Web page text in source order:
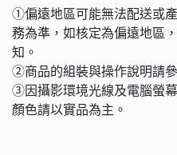
①偏遠地區可能無法配送或
務為準，如核定為偏遠地區
知。
②商品的組裝與操作說明請
③因攝影環境光線及電腦螢
顏色請以實品為主。